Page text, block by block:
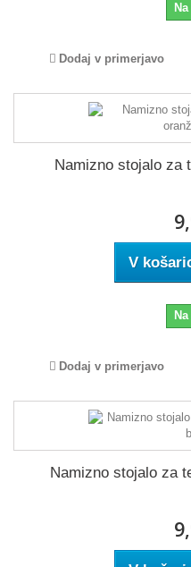
Dodaj v primerjavo
Namizno stojalo za
V
Dodaj v primerjavo
Namizno stojalo za